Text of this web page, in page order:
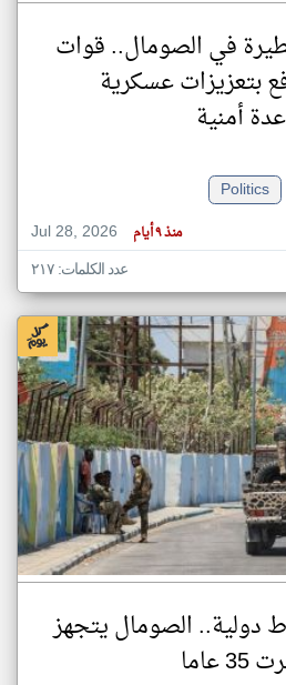
في الصومال.. قوات
بتعزيزات عسكرية
أمنية
Politics
Jul 28, 2026
منذ ٩ أيام
عدد الكلمات: ٢١٧
الصومال يتجهز